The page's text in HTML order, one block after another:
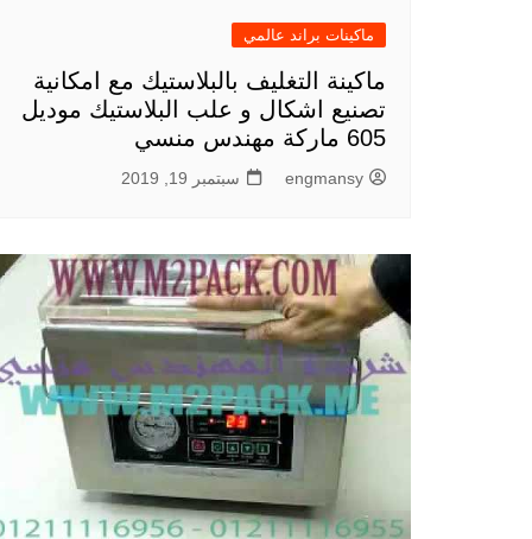
ماكينات براند عالمي
ماكينة التغليف بالبلاستيك مع امكانية
تصنيع اشكال و علب البلاستيك موديل
605 ماركة مهندس منسي
engmansy سبتمبر 19, 2019